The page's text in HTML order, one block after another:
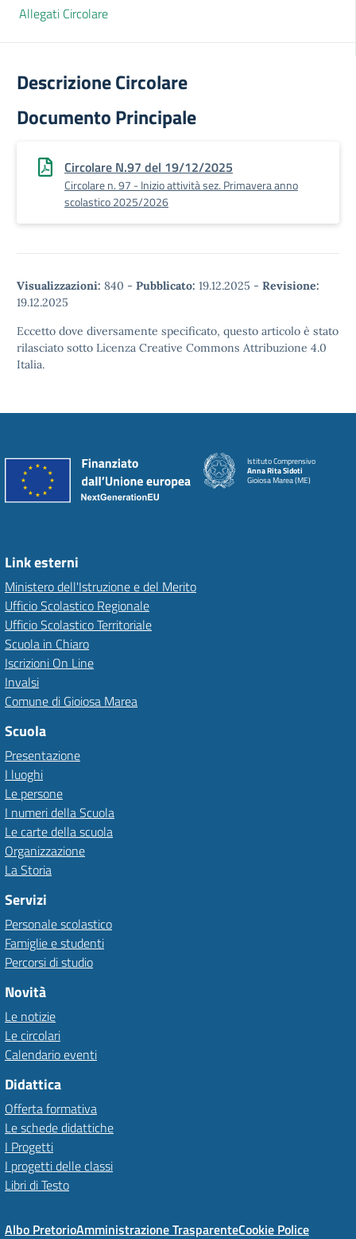
Allegati Circolare
Descrizione Circolare
Documento Principale
Circolare N.97 del 19/12/2025
Circolare n. 97 - Inizio attività sez. Primavera anno
scolastico 2025/2026
Visualizzazioni: 840 - Pubblicato: 19.12.2025 - Revisione:
19.12.2025
Eccetto dove diversamente specificato, questo articolo è stato
rilasciato sotto Licenza Creative Commons Attribuzione 4.0
Italia.
Istituto Comprensivo
Anna Rita Sidoti
Gioiosa Marea (ME)
Link esterni
Ministero dell'Istruzione e del Merito
Ufficio Scolastico Regionale
Ufficio Scolastico Territoriale
Scuola in Chiaro
Iscrizioni On Line
Invalsi
Comune di Gioiosa Marea
Scuola
Presentazione
I luoghi
Le persone
I numeri della Scuola
Le carte della scuola
Organizzazione
La Storia
Servizi
Personale scolastico
Famiglie e studenti
Percorsi di studio
Novità
Le notizie
Le circolari
Calendario eventi
Didattica
Offerta formativa
Le schede didattiche
I Progetti
I progetti delle classi
Libri di Testo
Albo PretorioAmministrazione TrasparenteCookie Police